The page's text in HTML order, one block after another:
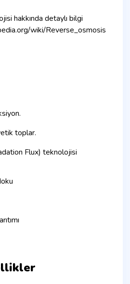
hakkında detaylı bilgi
wiki/Reverse_osmosis
toplar.
Flux) teknolojisi